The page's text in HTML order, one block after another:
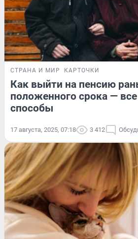
СТРАНА И МИР КАРТОЧКИ
Как выйти на пенсию
положенного срока —
способы
17 августа, 2025, 07:18 3 412